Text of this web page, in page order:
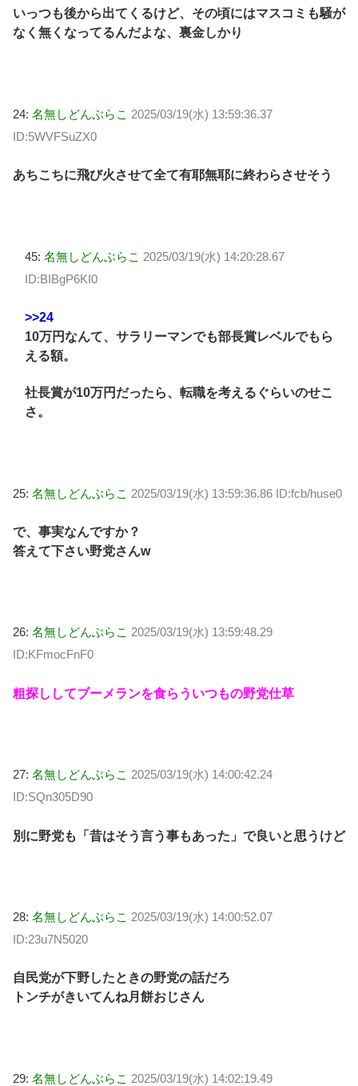
いっつも後から出てくるけど、その頃にはマスコミも騒が
なく無くなってるんだよな、裏金しかり
24: 名無しどんぶらこ 2025/03/19(水) 13:59:36.37
ID:5WVFSuZX0
あちこちに飛び火させて全て有耶無耶に終わらさせそう
45: 名無しどんぶらこ 2025/03/19(水) 14:20:28.67
ID:BIBgP6KI0
>>24
10万円なんて、サラリーマンでも部長賞レベルでもら
える額。
社長賞が10万円だったら、転職を考えるぐらいのせこ
さ。
25: 名無しどんぶらこ 2025/03/19(水) 13:59:36.86 ID:fcb/huse0
で、事実なんですか？
答えて下さい野党さんw
26: 名無しどんぶらこ 2025/03/19(水) 13:59:48.29
ID:KFmocFnF0
粗探ししてブーメランを食らういつもの野党仕草
27: 名無しどんぶらこ 2025/03/19(水) 14:00:42.24
ID:SQn305D90
別に野党も「昔はそう言う事もあった」で良いと思うけど
28: 名無しどんぶらこ 2025/03/19(水) 14:00:52.07
ID:23u7N5020
自民党が下野したときの野党の話だろ
トンチがきいてんね月餅おじさん
29: 名無しどんぶらこ 2025/03/19(水) 14:02:19.49